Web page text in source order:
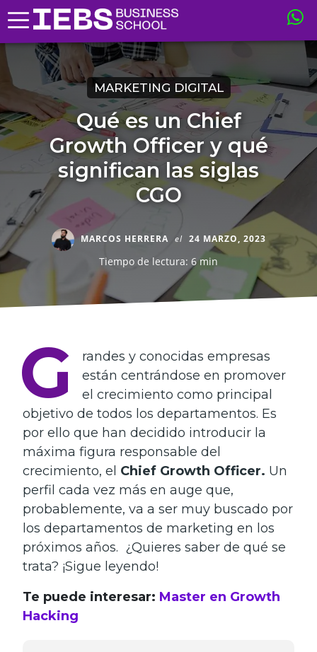
MARKETING DIGITAL
Qué es un Chief
Growth Officer y qué
significan las siglas
CGO
MARCOS HERRERA el 24 MARZO, 2023
Tiempo de lectura: 6 min
G
randes y conocidas empresas
están centrándose en promover
el crecimiento como principal
objetivo de todos los departamentos. Es
por ello que han decidido introducir la
máxima figura responsable del
crecimiento, el Chief Growth Officer. Un
perfil cada vez más en auge que,
probablemente, va a ser muy buscado por
los departamentos de marketing en los
próximos años. ¿Quieres saber de qué se
trata? ¡Sigue leyendo!
Te puede interesar: Master en Growth
Hacking